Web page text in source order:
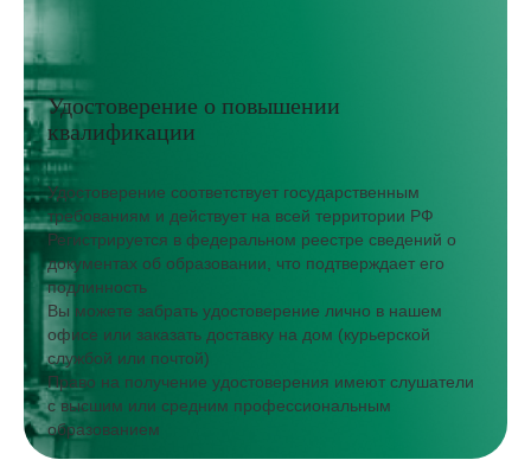
Удостоверение о повышении
квалификации
Удостоверение соответствует государственным
требованиям и действует на всей территории РФ
Регистрируется в федеральном реестре сведений о
документах об образовании, что подтверждает его
подлинность
Вы можете забрать удостоверение лично в нашем
офисе или заказать доставку на дом (курьерской
службой или почтой)
Право на получение удостоверения имеют слушатели
с высшим или средним профессиональным
образованием